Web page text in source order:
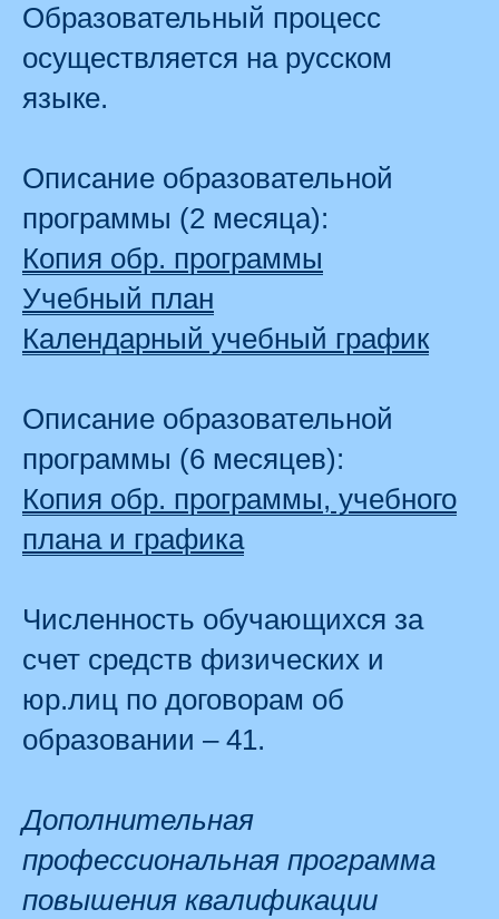
Образовательный процесс
осуществляется на русском
языке.
Описание образовательной
программы (2 месяца):
Копия обр. программы
Учебный план
Календарный учебный график
Описание образовательной
программы (6 месяцев):
Копия обр. программы, учебного
плана и графика
Численность обучающихся за
счет средств физических и
юр.лиц по договорам об
образовании – 41.
Дополнительная
профессиональная программа
повышения квалификации